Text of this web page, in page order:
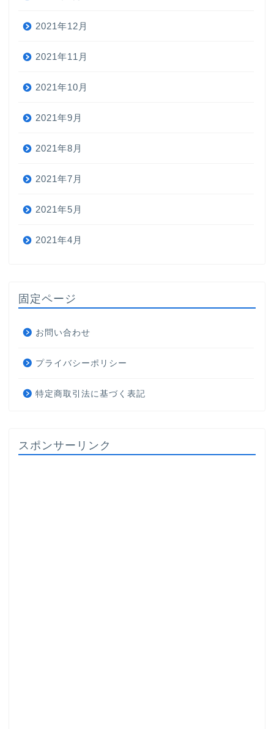
2021年12月
2021年11月
2021年10月
2021年9月
2021年8月
2021年7月
2021年5月
2021年4月
固定ページ
お問い合わせ
プライバシーポリシー
特定商取引法に基づく表記
スポンサーリンク